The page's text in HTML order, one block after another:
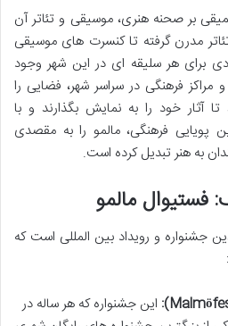
بر صحنه هنری، موسیقی و تئاتر آن
مدرن گرفته تا کنسرت های موسیقی
برای هر سلیقه ای در این شهر وجود
فرهنگی در سراسر شهر، فضایی را
آثار خود را به نمایش بگذارند و با
پویایی فرهنگی، مالمو را به مقصدی
به هنر تبدیل کرده است.
فستیوال مالمو
جشنواره و رویداد بین المللی است که
این جشنواره که هر ساله در